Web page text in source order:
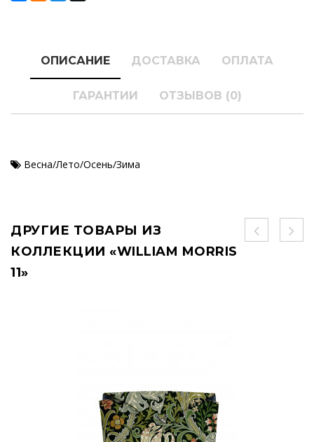
ОПИСАНИЕ ДОСТАВКА ОПЛАТА
ГАРАНТИИ ОТЗЫВОВ (0)
Весна/Лето/Осень/Зима
ДРУГИЕ ТОВАРЫ ИЗ
КОЛЛЕКЦИИ «WILLIAM MORRIS
11»